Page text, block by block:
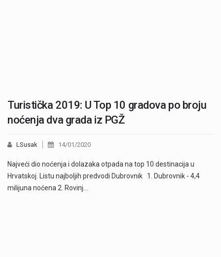
Turistička 2019: U Top 10 gradova po broju
noćenja dva grada iz PGŽ
LSusak 14/01/2020
Najveći dio noćenja i dolazaka otpada na top 10 destinacija u
Hrvatskoj. Listu najboljih predvodi Dubrovnik 1. Dubrovnik - 4,4
milijuna noćena 2. Rovinj…